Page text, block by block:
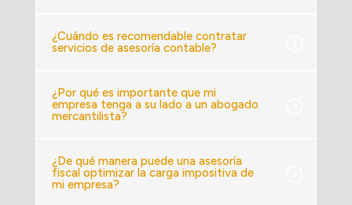
¿Cuándo es recomendable contratar
servicios de asesoría contable?
¿Por qué es importante que mi
empresa tenga a su lado a un abogado
mercantilista?
¿De qué manera puede una asesoría
fiscal optimizar la carga impositiva de
mi empresa?